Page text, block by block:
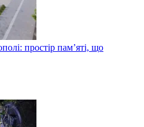
простір пам’яті, що